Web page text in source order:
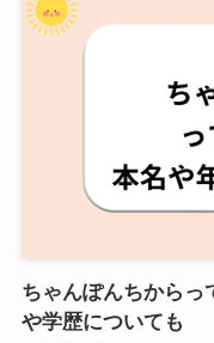
ちゃんぽんちからっ
や学歴についても